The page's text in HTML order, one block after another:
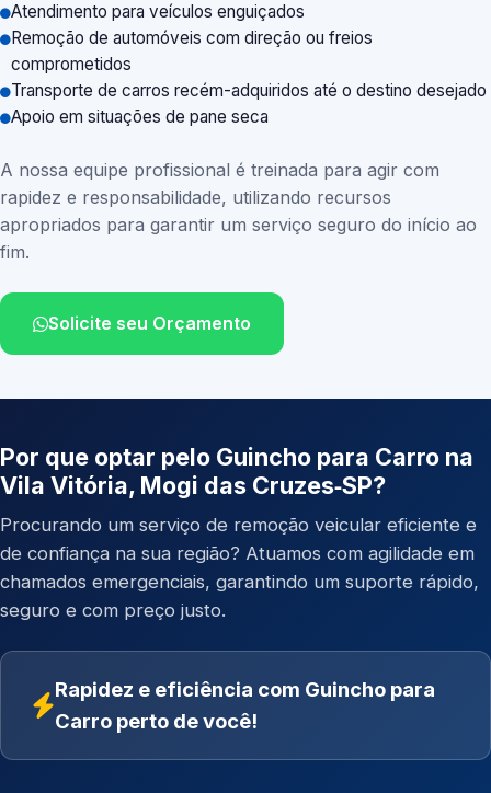
Atendimento para veículos enguiçados
Remoção de automóveis com direção ou freios
comprometidos
Transporte de carros recém-adquiridos até o destino desejado
Apoio em situações de pane seca
A nossa equipe profissional é treinada para agir com
rapidez e responsabilidade, utilizando recursos
apropriados para garantir um serviço seguro do início ao
fim.
Solicite seu Orçamento
Por que optar pelo Guincho para Carro na
Vila Vitória, Mogi das Cruzes‑SP?
Procurando um serviço de remoção veicular eficiente e
de confiança na sua região? Atuamos com agilidade em
chamados emergenciais, garantindo um suporte rápido,
seguro e com preço justo.
Rapidez e eficiência com Guincho para
Carro perto de você!